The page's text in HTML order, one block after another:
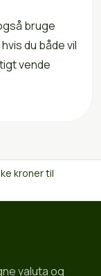
bruge
du både vil
vende
kroner til
valuta og